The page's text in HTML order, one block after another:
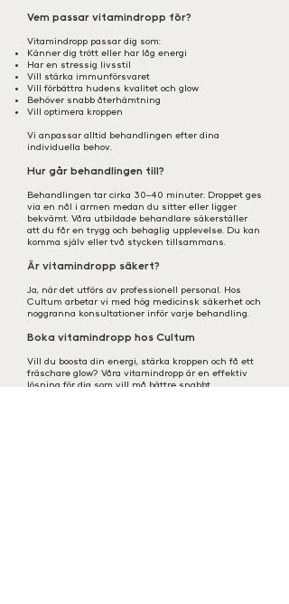
Vem passar vitamindropp för?
Vitamindropp passar dig som:
Känner dig trött eller har låg energi
Har en stressig livsstil
Vill stärka immunförsvaret
Vill förbättra hudens kvalitet och glow
Behöver snabb återhämtning
Vill optimera kroppen
Vi anpassar alltid behandlingen efter dina
individuella behov.
Hur går behandlingen till?
Behandlingen tar cirka 30–40 minuter. Droppet ges
via en nål i armen medan du sitter eller ligger
bekvämt. Våra utbildade behandlare säkerställer
att du får en trygg och behaglig upplevelse. Du kan
komma själv eller två stycken tillsammans.
Är vitamindropp säkert?
Ja, när det utförs av professionell personal. Hos
Cultum arbetar vi med hög medicinsk säkerhet och
noggranna konsultationer inför varje behandling.
Boka vitamindropp hos Cultum
Vill du boosta din energi, stärka kroppen och få ett
fräschare glow? Våra vitamindropp är en effektiv
lösning för dig som vill må bättre snabbt.